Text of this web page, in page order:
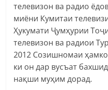
телевизон ва радио
миёни Кумитаи
Ҳукумати Ҷумҳурии
телевизон ва радиои
2012 Созишномаи
ки он дар вусъат
нақши муҳим дорад.